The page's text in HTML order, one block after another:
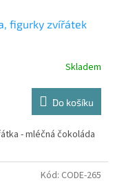
figurky zvířátek
Skladem
Do košíku
- mléčná čokoláda
Kód: CODE-265